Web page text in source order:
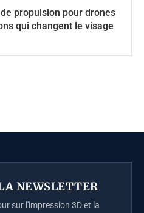
propulsion pour drones
qui changent le visage
NEWSLETTER
sur l'impression 3D et la